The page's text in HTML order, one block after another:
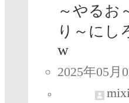
～やるお
り～にし
w
2025年05月